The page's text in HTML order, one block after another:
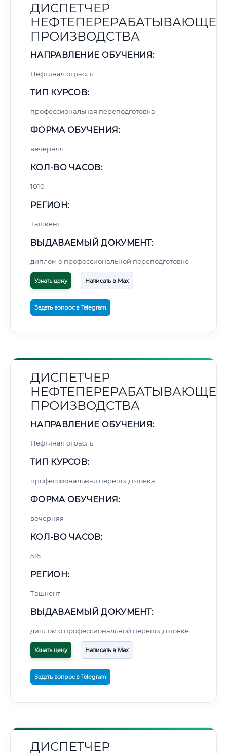
ДИСПЕТЧЕР
ПРОИЗВОДСТВА
НАПРАВЛЕНИЕ ОБУЧЕНИЯ:
Нефтяная отрасль
ТИП КУРСОВ:
профессиональная переподготовка
ФОРМА ОБУЧЕНИЯ:
вечерняя
КОЛ-ВО ЧАСОВ:
1010
РЕГИОН:
Ташкент
ВЫДАВАЕМЫЙ ДОКУМЕНТ:
диплом о профессиональной переподготовке
Узнать цену Написать в Max
Задать вопрос в Telegram
ДИСПЕТЧЕР
ПРОИЗВОДСТВА
НАПРАВЛЕНИЕ ОБУЧЕНИЯ:
Нефтяная отрасль
ТИП КУРСОВ:
профессиональная переподготовка
ФОРМА ОБУЧЕНИЯ:
вечерняя
КОЛ-ВО ЧАСОВ:
516
РЕГИОН:
Ташкент
ВЫДАВАЕМЫЙ ДОКУМЕНТ:
диплом о профессиональной переподготовке
Узнать цену Написать в Max
Задать вопрос в Telegram
ДИСПЕТЧЕР